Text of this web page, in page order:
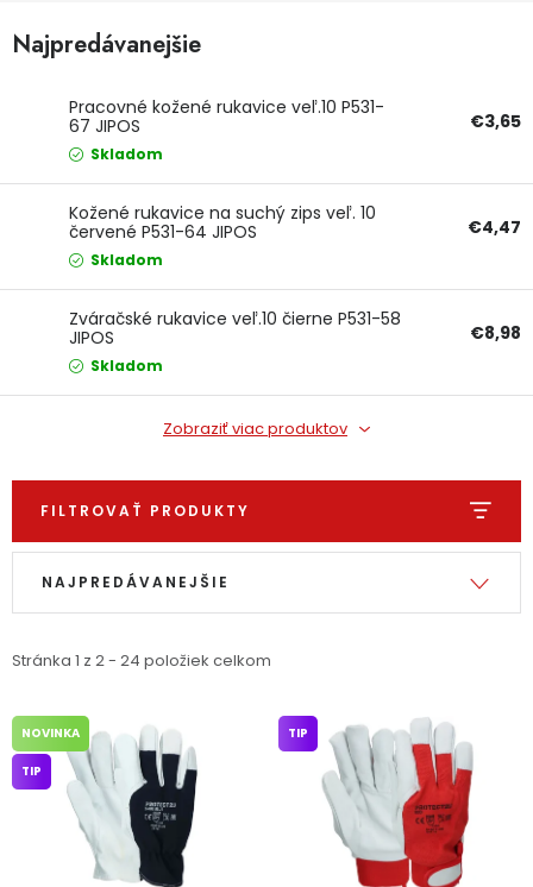
Fotovoltaika
Značky
Servis náradia Hodnotenie obchodu
Kontakty
PODPORA
Reklamačný formulár Odstúpenie v lehote 14 dní
Najpredávanejšie
Pracovné kožené rukavice veľ.10 P531-
67 JIPOS
€3,65
Skladom
Kožené rukavice na suchý zips veľ. 10
červené P531-64 JIPOS
€4,47
Skladom
Zváračské rukavice veľ.10 čierne P531-58
JIPOS
€8,98
Skladom
Zobraziť viac produktov
FILTROVAŤ PRODUKTY
Výpis produktov
Stránka 1 z 2- 24 položiek celkom
Radenie produktov
NAJPREDÁVANEJŠIE
NOVINKA
TIP
TIP